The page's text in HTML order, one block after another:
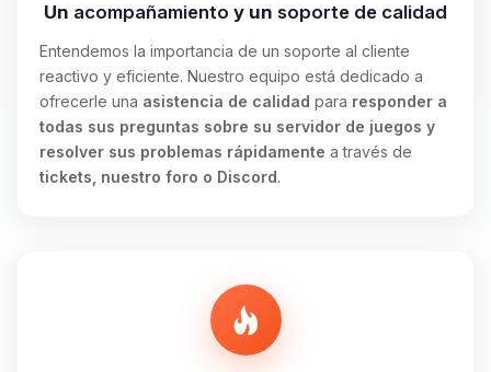
Un acompañamiento y un soporte de calidad
Entendemos la importancia de un soporte al cliente
reactivo y eficiente. Nuestro equipo está dedicado a
ofrecerle una asistencia de calidad para responder a
todas sus preguntas sobre su servidor de juegos y
resolver sus problemas rápidamente a través de
tickets, nuestro foro o Discord.